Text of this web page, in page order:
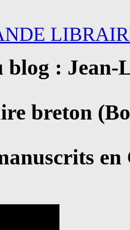
blog : Jean-
breton